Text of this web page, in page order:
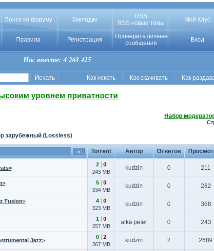
Поиск по форуму Закладки
RSS
RSS новые темы
Мой Клуб
Правила Регистрация
Проверить личные
сообщения
Вход
Нас вместе: 4 268 425
Как искать Как скачивать Как
уровнем приватности
Набор
зарубежный (Lossless)
Torrent Автор Ответов
2|
0
243 MB
kudzin 0 211
5|
0
334 MB
kudzin 0 282
Fusion>
4|
0
323 MB
kudzin 0 368
1|
0
257 MB
alka peter 0 243
Jazz>
0|
2
367 MB
kudzin 2 2689